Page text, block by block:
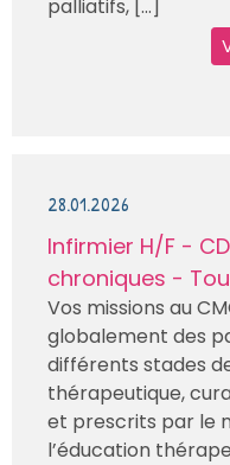
palliatifs, [...]
28.01.2026
Infirmier H/F -
chroniques -
Vos missions au
globalement des
différents stades
thérapeutique,
et prescrits par le
l’éducation